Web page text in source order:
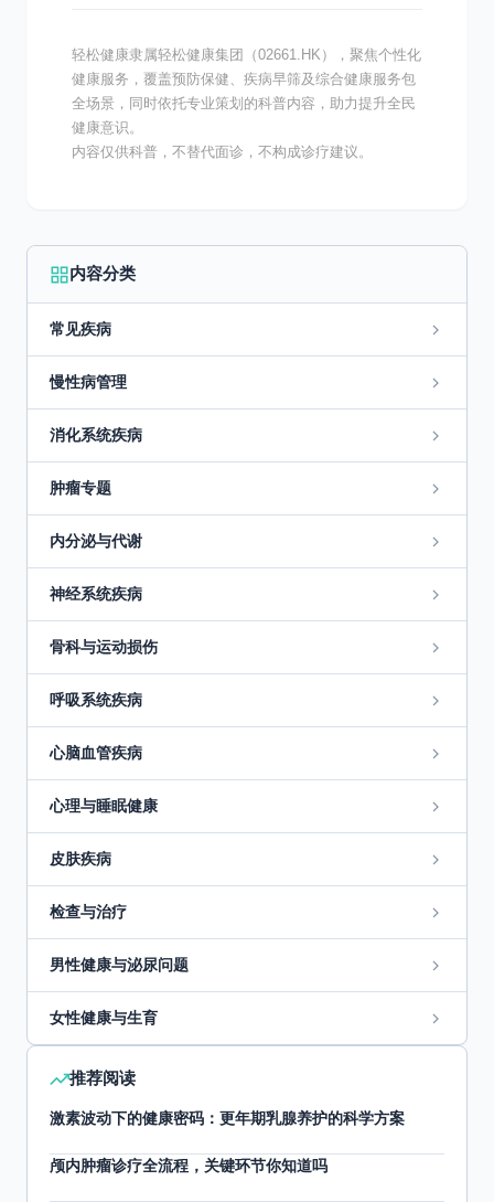
轻松健康隶属轻松健康集团（02661.HK），聚焦个性化
健康服务，覆盖预防保健、疾病早筛及综合健康服务包
全场景，同时依托专业策划的科普内容，助力提升全民
健康意识。
内容仅供科普，不替代面诊，不构成诊疗建议。
内容分类
常见疾病
慢性病管理
消化系统疾病
肿瘤专题
内分泌与代谢
神经系统疾病
骨科与运动损伤
呼吸系统疾病
心脑血管疾病
心理与睡眠健康
皮肤疾病
检查与治疗
男性健康与泌尿问题
女性健康与生育
推荐阅读
激素波动下的健康密码：更年期乳腺养护的科学方案
颅内肿瘤诊疗全流程，关键环节你知道吗